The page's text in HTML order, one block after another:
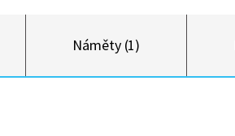
Náměty (1)